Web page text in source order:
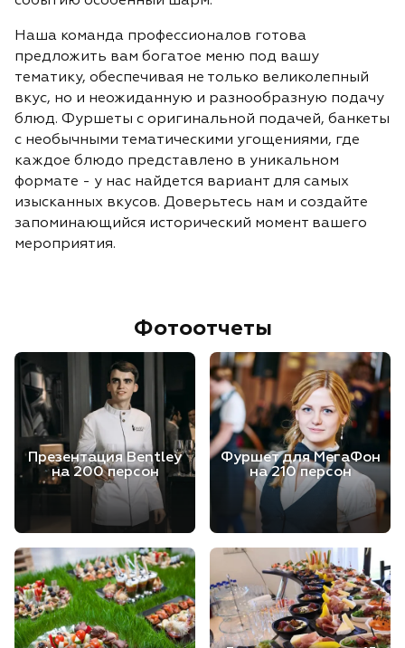
Наша команда профессионалов готова
предложить вам богатое меню под вашу
тематику, обеспечивая не только великолепный
вкус, но и неожиданную и разнообразную подачу
блюд. Фуршеты с оригинальной подачей, банкеты
с необычными тематическими угощениями, где
каждое блюдо представлено в уникальном
формате - у нас найдется вариант для самых
изысканных вкусов. Доверьтесь нам и создайте
запоминающийся исторический момент вашего
мероприятия.
Фотоотчеты
Презентация Bentley
на 200 персон
Фуршет для МегаФон
на 210 персон